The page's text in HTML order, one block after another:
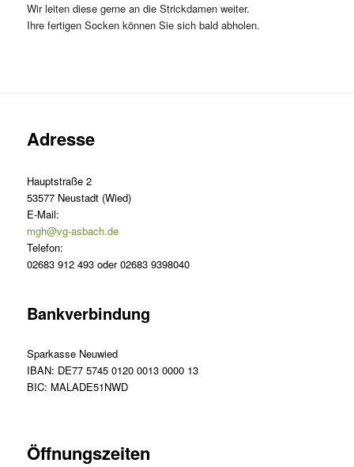
Wir leiten diese gerne an die Strickdamen weiter.
Ihre fertigen Socken können Sie sich bald abholen.
Adresse
Hauptstraße 2
53577 Neustadt (Wied)
E-Mail:
mgh@vg-asbach.de
Telefon:
02683 912 493 oder 02683 9398040
Bankverbindung
Sparkasse Neuwied
IBAN: DE77 5745 0120 0013 0000 13
BIC: MALADE51NWD
Öffnungszeiten